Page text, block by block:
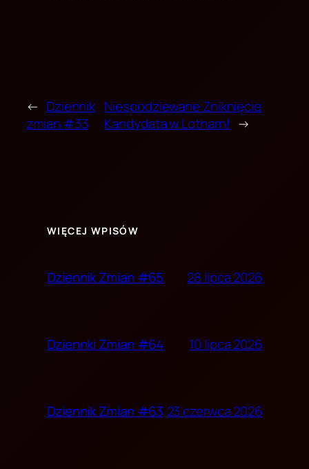
← Dziennik
zmian #33
Niespodziewane Zniknięcie
Kandydata w Lotharn! →
WIĘCEJ WPISÓW
Dziennik Zmian #65 28 lipca 2026
Dziennki Zmian #64 10 lipca 2026
Dziennik Zmian #63 23 czerwca 2026